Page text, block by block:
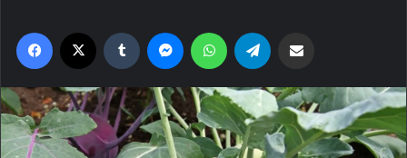
Facebook Tumblr MessengerWhatsApp